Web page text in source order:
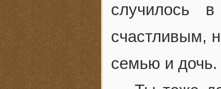
случилось
счастливым,
семью и